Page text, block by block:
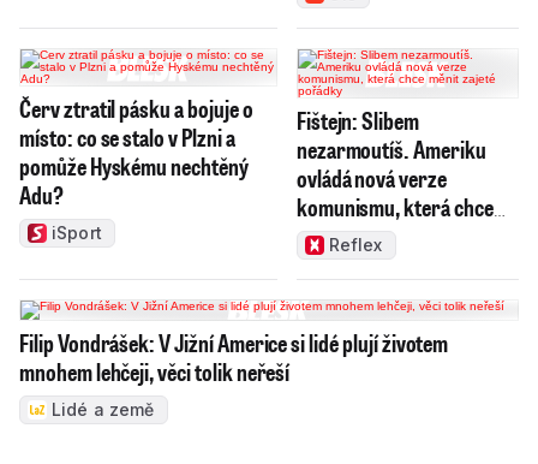
Červ ztratil pásku a bojuje o
místo: co se stalo v Plzni a
pomůže Hyskému nechtěný
Adu?
iSport
Fištejn: Slibem
nezarmoutíš. Ameriku
ovládá nová verze
komunismu, která chce
měnit zajeté pořádky
Reflex
Filip Vondrášek: V Jižní Americe si lidé plují životem
mnohem lehčeji, věci tolik neřeší
Lidé a země